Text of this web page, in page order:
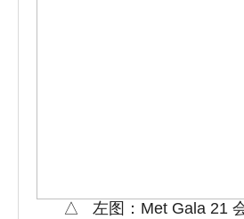
△ 左图：Met Gala 21